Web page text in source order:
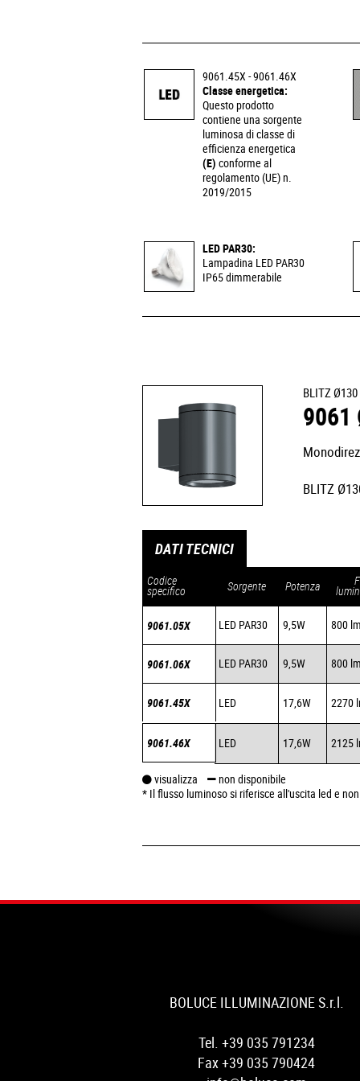
9061.45X - 9061.46X
Classe energetica:
Questo prodotto
contiene una sorgente
luminosa di classe di
efficienza energetica
(E) conforme al
regolamento (UE) n.
2019/2015
LED PAR30:
Lampadina LED PAR30
IP65 dimmerabile
BLITZ Ø130
9061
BLITZ
DATI TECNICI
Codice
specifico Sorgente Potenza
9061.05X LED PAR30 9,5W 800
9061.06X LED PAR30 9,5W 800
9061.45X LED 17,6W 2270
9061.46X LED 17,6W 2125
visualizza
non disponibile
* Il flusso luminoso si riferisce all'uscita led e
BOLUCE ILLUMINAZIONE S.r.l.
Tel. +39 035 791234
Fax +39 035 790424